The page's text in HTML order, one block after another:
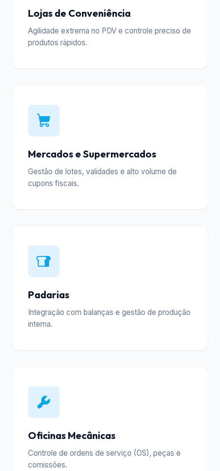
Lojas de Conveniência
Agilidade extrema no PDV e controle preciso de
produtos rápidos.
Mercados e Supermercados
Gestão de lotes, validades e alto volume de
cupons fiscais.
Padarias
Integração com balanças e gestão de produção
interna.
Oficinas Mecânicas
Controle de ordens de serviço (OS), peças e
comissões.